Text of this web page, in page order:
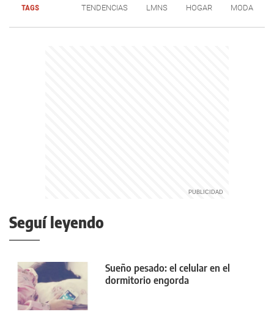
TAGS TENDENCIAS LMNS HOGAR MODA
Seguí leyendo
Sueño pesado: el celular en el
dormitorio engorda